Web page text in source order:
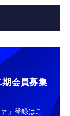
期会員募集
」登録はこ